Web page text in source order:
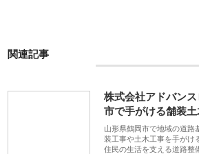
関連記事
株式会社アドバン
市で手がける舗装
山形県鶴岡市で地域の道路
装工事や土木工事を手がけ
住民の生活を支える道路整